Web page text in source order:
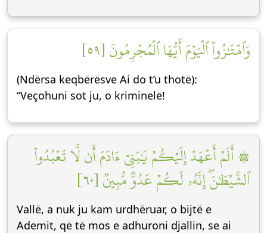
وَٱمۡتَٰزُواْ ٱلۡيَوۡمَ أَيُّهَا ٱلۡمُجۡرِمُونَ [٥٩]
(Ndërsa keqbërësve Ai do t’u thotë):
“Veçohuni sot ju, o kriminelë!
۞ أَلَمۡ أَعۡهَدۡ إِلَيۡكُمۡ يَٰبَنِيٓ ءَادَمَ أَن لَّا تَعۡبُدُواْ
ٱلشَّيۡطَٰنَۖ إِنَّهُۥ لَكُمۡ عَدُوّٞ مُّبِينٞ [٦٠]
Vallë, a nuk ju kam urdhëruar, o bijtë e
Ademit, që të mos e adhuroni djallin, se ai